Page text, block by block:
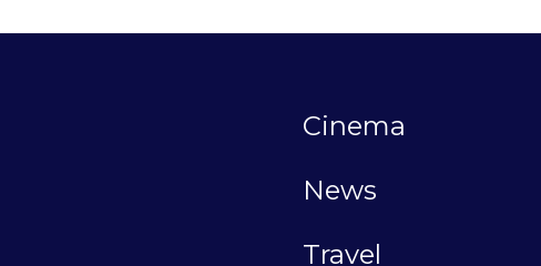
Cinema
News
Travel